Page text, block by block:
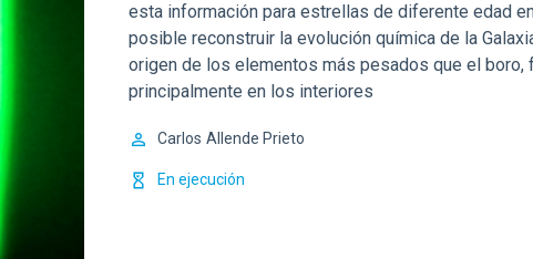
esta información para estrellas de diferente edad
posible reconstruir la evolución química de la
origen de los elementos más pesados que el boro,
principalmente en los interiores
Carlos Allende Prieto
En ejecución